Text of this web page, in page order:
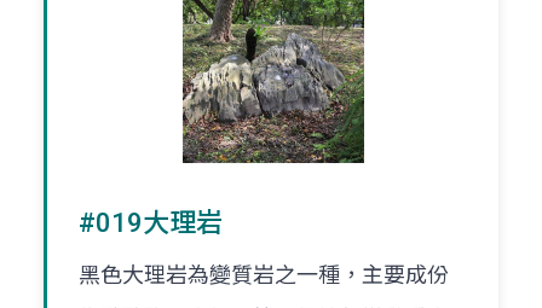
#019大理岩
黑色大理岩為變質岩之一種，主要成份